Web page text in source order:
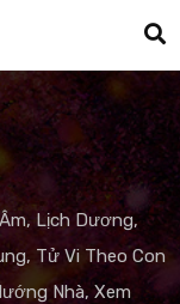
Lịch Dương,
Tử Vi Theo Con
Nhà, Xem